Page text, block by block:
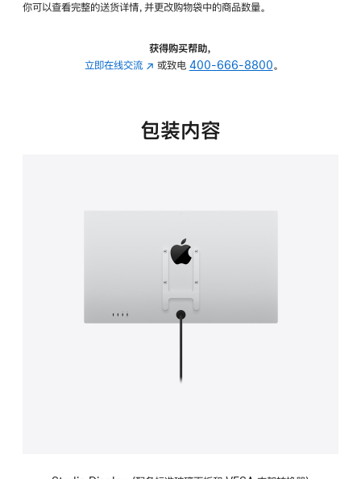
转
的
你可以查看完整的送货详情，并更改购物袋中的商品数量。
获得购买帮助，
立即在线交流 (在
中
或致电 400-666-8800。
包装内容